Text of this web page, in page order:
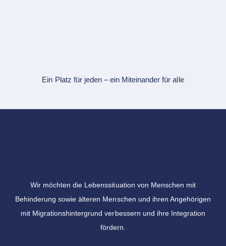
Ein Platz für jeden – ein Miteinander für alle
Wir möchten die Lebenssituation von Menschen mit
Behinderung sowie älteren Menschen und ihren Angehörigen
mit Migrationshintergrund verbessern und ihre Integration
fördern.